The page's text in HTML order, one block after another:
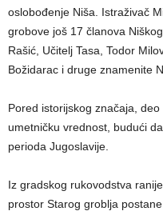
oslobođenje Niša. Istraživač
grobove još 17 članova
Rašić, Učitelj Tasa, Todor
Božidarac i druge znamenite
Pored istorijskog značaja,
umetničku vrednost, budući
perioda Jugoslavije.
Iz gradskog rukovodstva
prostor Starog groblja